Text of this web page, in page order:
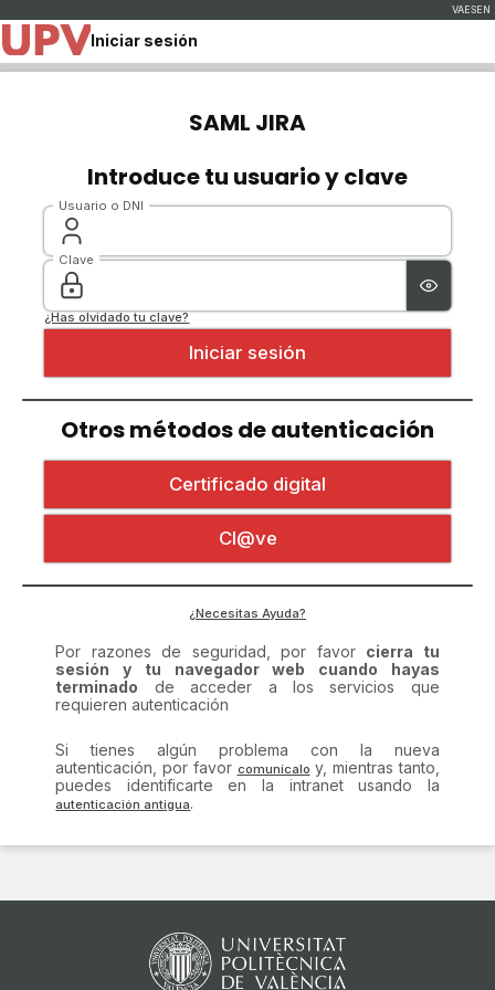
Iniciar sesión
SAML JIRA
Introduce tu usuario y clave
Usuario o DNI
Clave
¿Has olvidado tu clave?
Iniciar sesión
Otros métodos de autenticación
Certificado digital
Cl@ve
¿Necesitas Ayuda?
Por razones de seguridad, por favor cierra tu
sesión y tu navegador web cuando hayas
terminado de acceder a los servicios que
requieren autenticación
Si tienes algún problema con la nueva
autenticación, por favor
comunícalo
y, mientras tanto,
puedes identificarte en la intranet usando la
.